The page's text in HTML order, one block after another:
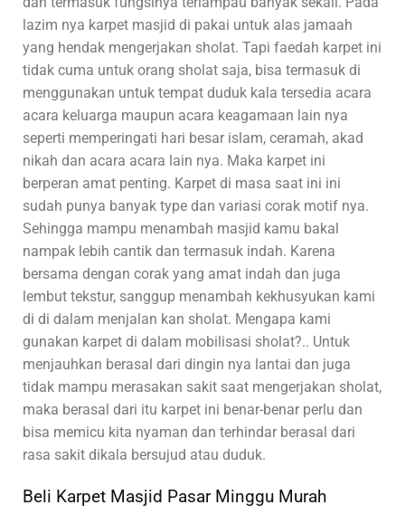
lazim nya karpet masjid di pakai untuk alas jamaah
yang hendak mengerjakan sholat. Tapi faedah karpet ini
tidak cuma untuk orang sholat saja, bisa termasuk di
menggunakan untuk tempat duduk kala tersedia acara
acara keluarga maupun acara keagamaan lain nya
seperti memperingati hari besar islam, ceramah, akad
nikah dan acara acara lain nya. Maka karpet ini
berperan amat penting. Karpet di masa saat ini ini
sudah punya banyak type dan variasi corak motif nya.
Sehingga mampu menambah masjid kamu bakal
nampak lebih cantik dan termasuk indah. Karena
bersama dengan corak yang amat indah dan juga
lembut tekstur, sanggup menambah kekhusyukan kami
di di dalam menjalan kan sholat. Mengapa kami
gunakan karpet di dalam mobilisasi sholat?.. Untuk
menjauhkan berasal dari dingin nya lantai dan juga
tidak mampu merasakan sakit saat mengerjakan sholat,
maka berasal dari itu karpet ini benar-benar perlu dan
bisa memicu kita nyaman dan terhindar berasal dari
rasa sakit dikala bersujud atau duduk.
Beli Karpet Masjid Pasar Minggu Murah